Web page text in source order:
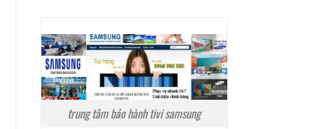
trung tâm bảo hành tivi samsung